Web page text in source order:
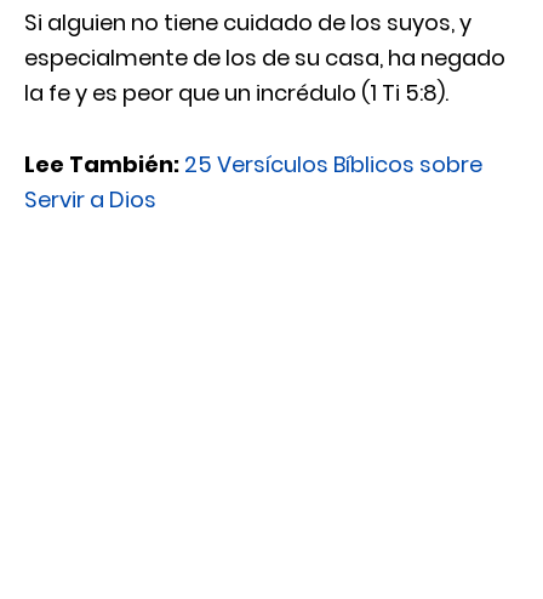
Si alguien no tiene cuidado de los suyos, y
especialmente de los de su casa, ha negado
la fe y es peor que un incrédulo (1 Ti 5:8).
Lee También: 25 Versículos Bíblicos sobre
Servir a Dios